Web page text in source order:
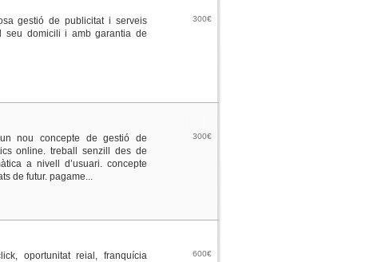
gestió de publicitat i serveis
seu domicili i amb garantia de
300€
nou concepte de gestió de
online. treball senzill des de
a nivell d’usuari. concepte
de futur. pagame...
300€
oportunitat reial, franquícia
600€